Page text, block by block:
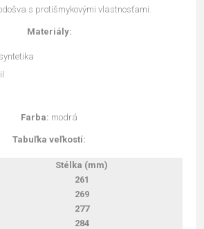
s protišmykovými vlastnosťami.
Materiály:
Farba: modrá
Tabuľka veľkostí:
Stélka (mm)
261
269
277
284